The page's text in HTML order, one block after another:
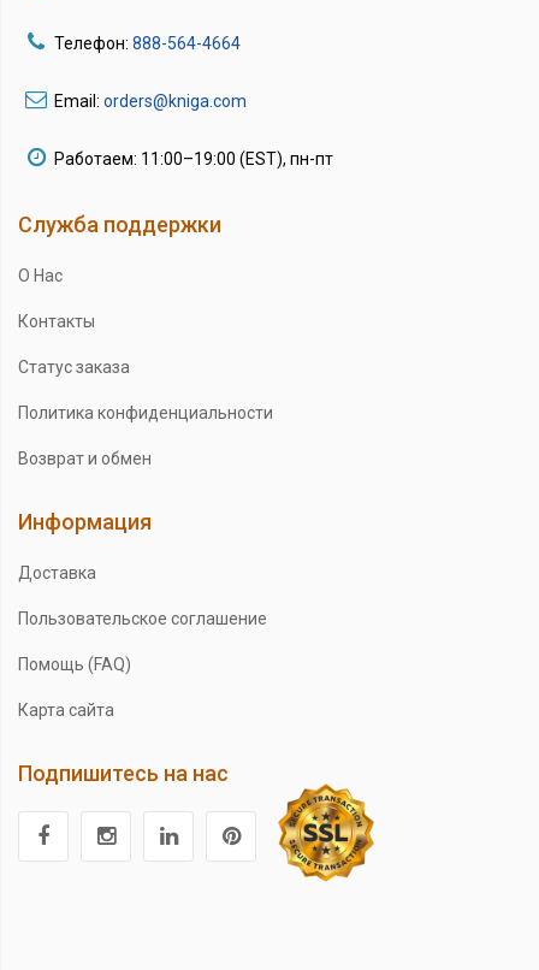
Телефон: 888-564-4664
Email: orders@kniga.com
Работаем: 11:00–19:00 (EST), пн-пт
Служба поддержки
О Нас
Контакты
Статус заказа
Политика конфиденциальности
Возврат и обмен
Информация
Доставка
Пользовательское соглашение
Помощь (FAQ)
Карта сайта
Подпишитесь на нас